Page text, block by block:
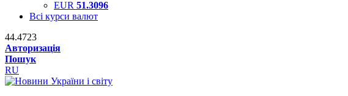
EUR 51.3096
Всі курси валют
44.4723
Авторизація
Пошук
RU